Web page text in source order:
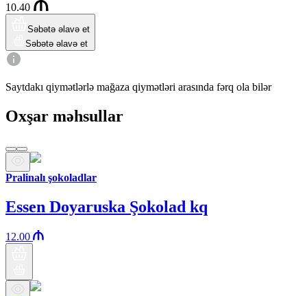
10.40
Səbətə əlavə et
Səbətə əlavə et
Saytdakı qiymətlərlə mağaza qiymətləri arasında fərq ola bilər
Oxşar məhsullar
Pralinalı şokoladlar
Essen Doyaruska Şokolad kq
12.00